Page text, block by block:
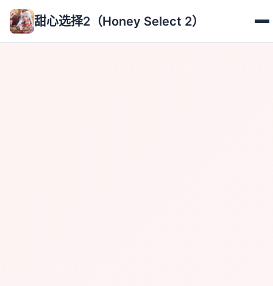
甜心选择2（Honey Select 2）